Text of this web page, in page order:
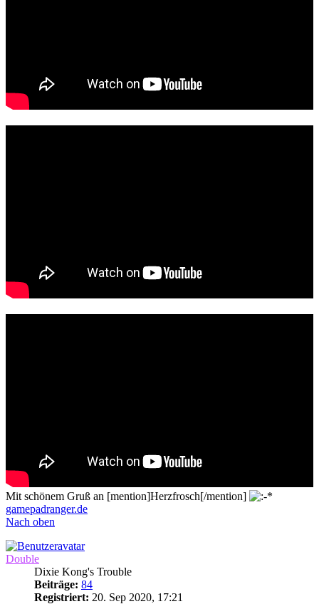
Mit schönem Gruß an [mention]Herzfrosch[/mention]
gamepadranger.de
Nach oben
Double
Dixie Kong's Trouble
Beiträge: 84
Registriert: 20. Sep 2020, 17:21